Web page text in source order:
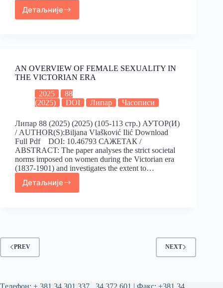
Детаљније
AN OVERVIEW OF FEMALE SEXUALITY IN
THE VICTORIAN ERA
2025
88
(2025)
DOI Липар Часописи
Липар 88 (2025) (2025) (105-113 стр.) АУТОР(И)
/ AUTHOR(S):Biljana Vlašković Ilić Download
Full Pdf DOI: 10.46793 САЖЕТАК /
ABSTRACT: The paper analyses the strict societal
norms imposed on women during the Victorian era
(1837-1901) and investigates the extent to…
Детаљније
PREV NEXT
Tелефон: + 381 34 301 337 34 372 601 | Факс: +381 34